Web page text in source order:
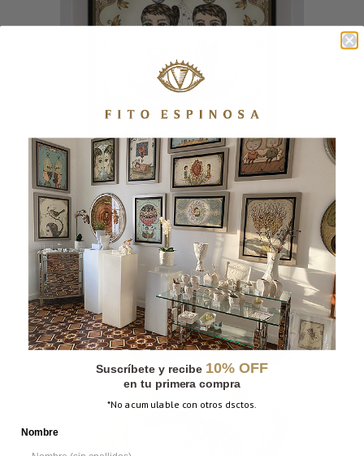
EQUILIBRIO
Suscríbete y recibe 10% OFF
en tu primera compra
*No acumulable con otros dsctos.
Nombre